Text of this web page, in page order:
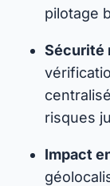
pilotage
Sécurité
risques
Impact